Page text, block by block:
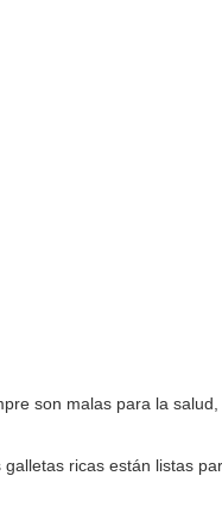
son malas para la
ricas están listas